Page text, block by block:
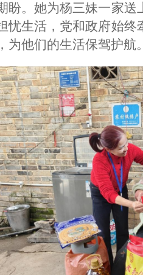
盼。她为杨三妹一家
忧生活，党和政府始
为他们的生活保驾护航